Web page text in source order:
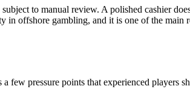
to manual review. A polished cashier
in offshore gambling, and it is one of the main
few pressure points that experienced players